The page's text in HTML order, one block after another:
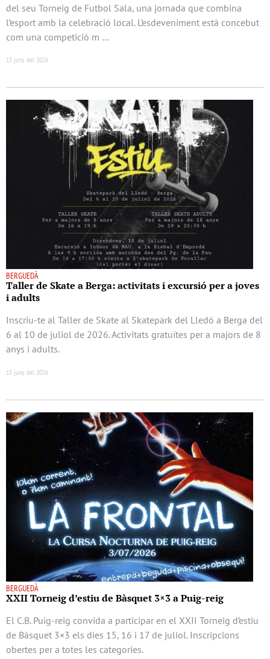
del seu Torneig de Futbol Sala, una jornada que combina
l’esport amb la celebració local. L’esdeveniment està concebut
com una competició m …
15 juny del 2026
BERGUEDÀ
Taller de Skate a Berga: activitats i excursió per a joves
i adults
Inscriu-te al Taller de Skate al Skatepark del Lledó a Berga del
6 al 10 de juliol de 2026. Activitats gratuïtes per a majors de 8
anys i adults.
15 juny del 2026
BERGUEDÀ
XXII Torneig d’estiu de Bàsquet 3×3 a Puig-reig
El C.B. Puig-reig convida a participar en el XXII Torneig d’estiu
de Bàsquet 3×3 els dies 15, 16 i 17 de juliol. Inscripcions
obertes per a totes les categories.